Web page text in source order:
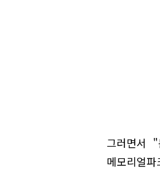
그러면서
메모리얼